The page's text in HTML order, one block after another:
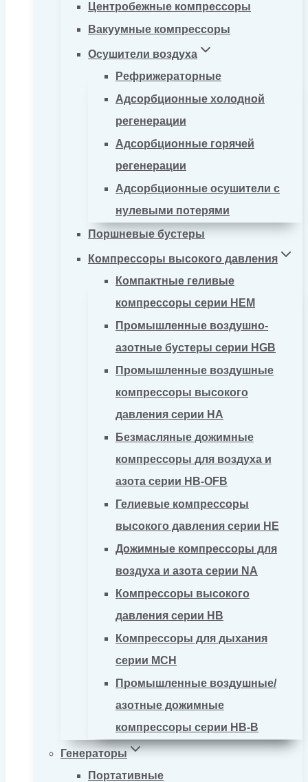
Центробежные компрессоры
Вакуумные компрессоры
Осушители воздуха
Рефрижераторные
Адсорбционные холодной
регенерации
Адсорбционные горячей
регенерации
Адсорбционные осушители с
нулевыми потерями
Поршневые бустеры
Компрессоры высокого давления
Компактные геливые
компрессоры серии HEM
Промышленные воздушно-
азотные бустеры серии HGB
Промышленные воздушные
компрессоры высокого
давления серии HA
Безмасляные дожимные
компрессоры для воздуха и
азота серии HB-OFB
Гелиевые компрессоры
высокого давления серии HE
Дожимные компрессоры для
воздуха и азота серии NA
Компрессоры высокого
давления серии HB
Компрессоры для дыхания
серии MCH
Промышленные воздушные/
азотные дожимные
компрессоры серии HB-B
Генераторы
Портативные